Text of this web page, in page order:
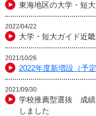
東海地区の大学・短
2022/04/22
大学・短大ガイド近
2021/10/26
2022年度新増設（予
2021/09/30
学校推薦型選抜 成
しました